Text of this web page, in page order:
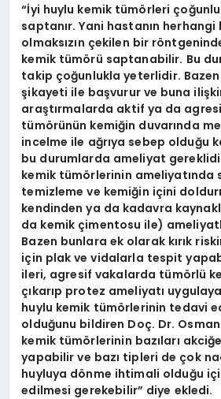
“İyi huylu kemik tümörleri
saptanır. Yani hastanın
olmaksızın çekilen bir
kemik tümörü saptanabilir. Bu
takip çoğunlukla yeterlidir.
şikayeti ile başvurur ve buna
araştırmalarda aktif ya da
tümörünün kemiğin duvarında
incelme ile ağrıya sebep olduğu
bu durumlarda ameliyat
kemik tümörlerinin ameliyatında
temizleme ve kemiğin içini
kendinden ya da kadavra
da kemik çimentosu ile)
Bazen bunlara ek olarak kırık
için plak ve vidalarla tespit
ileri, agresif vakalarda tümörlü
çıkarıp protez ameliyatı
huylu kemik tümörlerinin tedavi
olduğunu bildiren Doç. Dr.
kemik tümörlerinin bazıları
yapabilir ve bazı tipleri de çok
huyluya dönme ihtimali olduğu
edilmesi gerekebilir” diye ekledi.